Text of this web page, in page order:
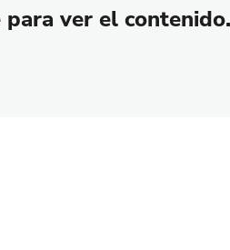
ver el contenido.